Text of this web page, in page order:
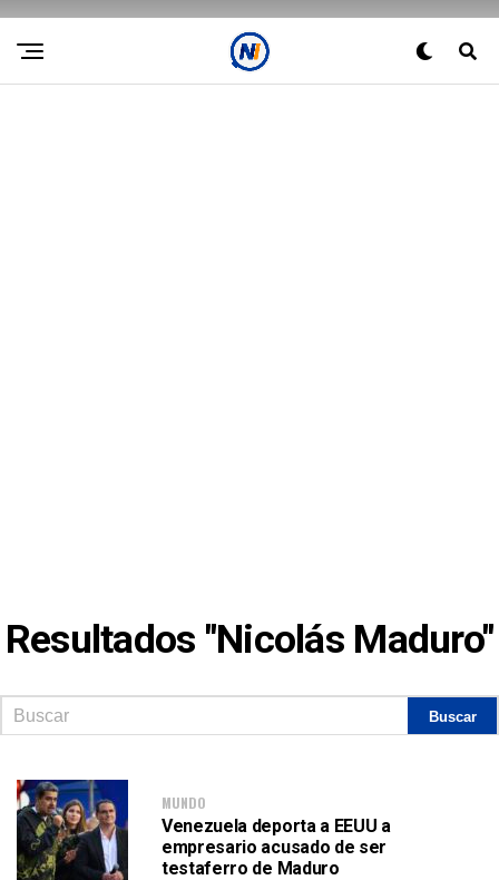
Resultados "Nicolás Maduro"
MUNDO
Venezuela deporta a EEUU a
empresario acusado de ser
testaferro de Maduro